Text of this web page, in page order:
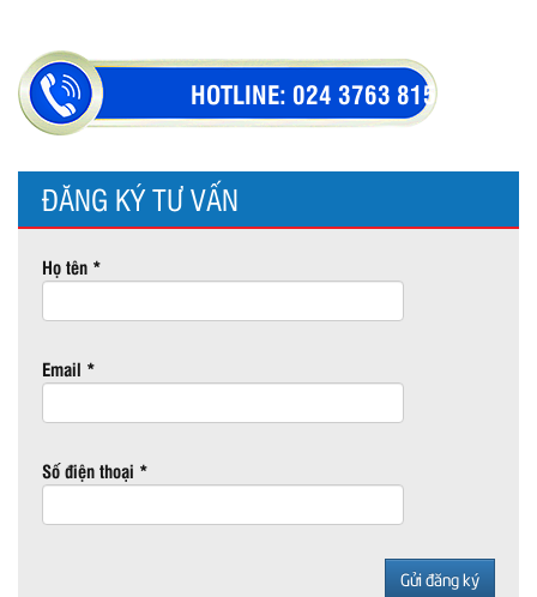
HOTLINE: 024 3763 8154
ĐĂNG KÝ TƯ VẤN
Họ tên *
Email *
Số điện thoại *